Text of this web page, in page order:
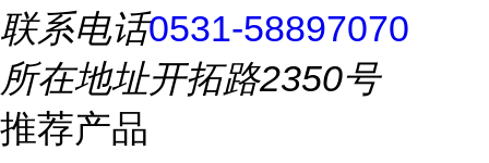
联系电话0531-58897070
所在地址开拓路2350号
推荐产品